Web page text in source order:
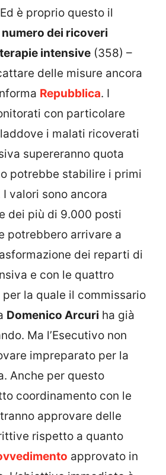
è proprio questo il
numero dei ricoveri
terapie intensive (358) –
delle misure ancora
Repubblica. I
con particolare
i malati ricoverati
supereranno quota
potrebbe stabilire i primi
I valori sono ancora
dei più di 9.000 posti
potrebbero arrivare a
dei reparti di
e con le quattro
la quale il commissario
Domenico Arcuri ha già
Ma l’Esecutivo non
impreparato per la
Anche per questo
coordinamento con le
approvare delle
rispetto a quanto
approvato in